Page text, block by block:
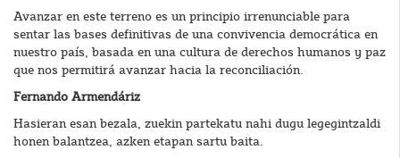
Avanzar en este terreno es un principio irrenunciable para
sentar las bases definitivas de una convivencia democrática en
nuestro país, basada en una cultura de derechos humanos y paz
que nos permitirá avanzar hacia la reconciliación.
Fernando Armendáriz
Hasieran esan bezala, zuekin partekatu nahi dugu legegintzaldi
honen balantzea, azken etapan sartu baita.